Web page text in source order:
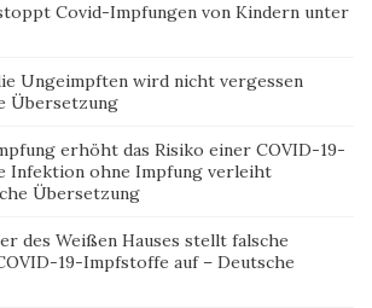
Covid-Impfungen von Kindern unter
Ungeimpften wird nicht vergessen
Übersetzung
erhöht das Risiko einer COVID-19-
Infektion ohne Impfung verleiht
Übersetzung
des Weißen Hauses stellt falsche
19-Impfstoffe auf – Deutsche